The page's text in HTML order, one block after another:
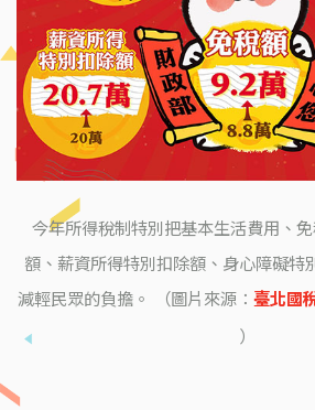
今年所得稅制特別把基本生活費用、
額、薪資所得特別扣除額、身心障礙特
減輕民眾的負擔。 （圖片來源： 臺北國
）